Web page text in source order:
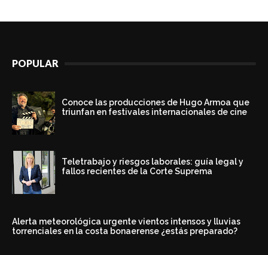
POPULAR
Conoce las producciones de Hugo Armoa que
triunfan en festivales internacionales de cine
Teletrabajo y riesgos laborales: guía legal y
fallos recientes de la Corte Suprema
Alerta meteorológica urgente vientos intensos y lluvias
torrenciales en la costa bonaerense ¿estás preparado?